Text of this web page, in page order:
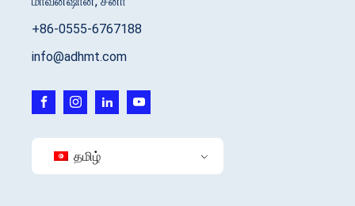
+86-0555-6767188
info@adhmt.com
தமிழ்